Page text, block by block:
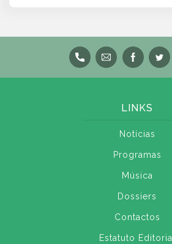
LINKS
Notícias
Programas
Música
Dossiers
Contactos
Estatuto Editorial